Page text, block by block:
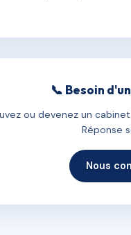
📞 Besoin
ou devenez un
Réponse
Nous